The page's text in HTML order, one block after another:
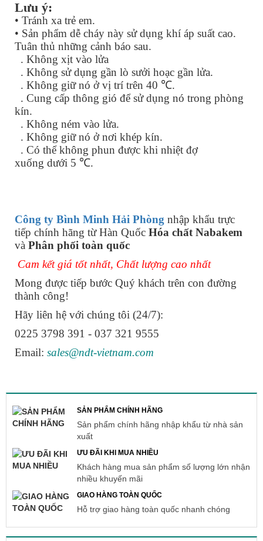
Lưu ý:
• Tránh xa trẻ em.
• Sản phẩm dễ cháy này sử dụng khí áp suất cao.
Tuân thủ những cảnh báo sau.
. Không xịt vào lửa
. Không sử dụng gần lò sưởi hoạc gần lửa.
. Không giữ nó ở vị trí trên 40 ℃.
. Cung cấp thông gió để sử dụng nó trong phòng
kín.
. Không ném vào lửa.
. Không giữ nó ở nơi khép kín.
. Có thể không phun được khi nhiệt đợ
xuống dưới 5 ℃.
Công ty Bình Minh Hải Phòng nhập khẩu trực
tiếp chính hãng từ Hàn Quốc Hóa chất Nabakem
và Phân phối toàn quốc
Cam kết giá tốt nhất, Chất lượng cao nhất
Mong được tiếp bước Quý khách trên con đường
thành công!
Hãy liên hệ với chúng tôi (24/7):
0225 3798 391 - 037 321 9555
Email: sales@ndt-vietnam.com
SẢN PHẨM CHÍNH HÃNG
Sản phẩm chính hãng nhập khẩu từ nhà sản
xuất
ƯU ĐÃI KHI MUA NHIỀU
Khách hàng mua sản phẩm số lượng lớn nhận
nhiều khuyến mãi
GIAO HÀNG TOÀN QUỐC
Hỗ trợ giao hàng toàn quốc nhanh chóng